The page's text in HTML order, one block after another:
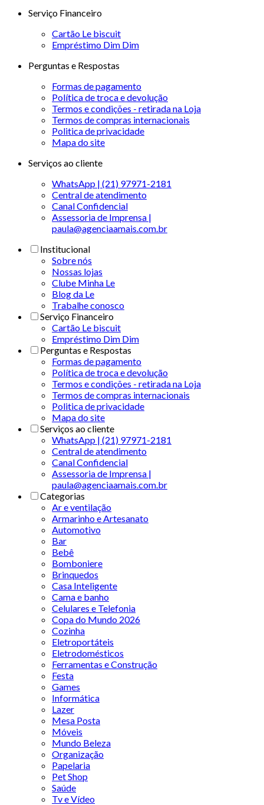
Serviço Financeiro
Cartão Le biscuit
Empréstimo Dim Dim
Perguntas e Respostas
Formas de pagamento
Política de troca e devolução
Termos e condições - retirada na Loja
Termos de compras internacionais
Politica de privacidade
Mapa do site
Serviços ao cliente
WhatsApp | (21) 97971-2181
Central de atendimento
Canal Confidencial
Assessoria de Imprensa |
paula@agenciaamais.com.br
Institucional
Sobre nós
Nossas lojas
Clube Minha Le
Blog da Le
Trabalhe conosco
Serviço Financeiro
Cartão Le biscuit
Empréstimo Dim Dim
Perguntas e Respostas
Formas de pagamento
Política de troca e devolução
Termos e condições - retirada na Loja
Termos de compras internacionais
Politica de privacidade
Mapa do site
Serviços ao cliente
WhatsApp | (21) 97971-2181
Central de atendimento
Canal Confidencial
Assessoria de Imprensa |
paula@agenciaamais.com.br
Categorias
Ar e ventilação
Armarinho e Artesanato
Automotivo
Bar
Bebê
Bomboniere
Brinquedos
Casa Inteligente
Cama e banho
Celulares e Telefonia
Copa do Mundo 2026
Cozinha
Eletroportáteis
Eletrodomésticos
Ferramentas e Construção
Festa
Games
Informática
Lazer
Mesa Posta
Móveis
Mundo Beleza
Organização
Papelaria
Pet Shop
Saúde
Tv e Vídeo